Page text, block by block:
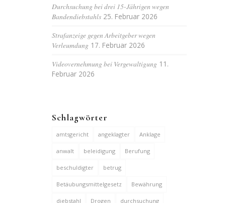
Durchsuchung bei drei 15-Jährigen wegen
Bandendiebstahls 25. Februar 2026
Strafanzeige gegen Arbeitgeber wegen
Verleumdung 17. Februar 2026
Videovernehmung bei Vergewaltigung 11.
Februar 2026
Schlagwörter
amtsgericht angeklagter Anklage
anwalt beleidigung Berufung
beschuldigter betrug
Betäubungsmittelgesetz Bewährung
diebstahl Drogen durchsuchung